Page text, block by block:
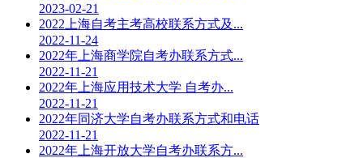
2023-02-21
2022上海自考主考高校联系方式及...
2022-11-24
2022年上海商学院自考办联系方式...
2022-11-21
2022年上海应用技术大学 自考办...
2022-11-21
2022年同济大学自考办联系方式和电话
2022-11-21
2022年上海开放大学自考办联系方...